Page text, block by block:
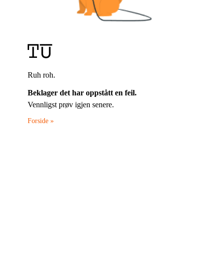
Ruh roh.
Beklager det har oppstått en feil.
Vennligst prøv igjen senere.
Forside »